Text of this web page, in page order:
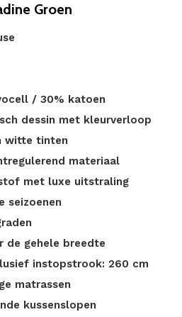
Groen
/ 30% katoen
dessin met kleurverloop
witte tinten
materiaal
met luxe uitstraling
seizoenen
de gehele breedte
instopstrook: 260 cm
matrassen
kussenslopen